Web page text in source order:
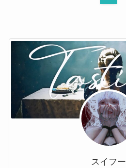
スイフー